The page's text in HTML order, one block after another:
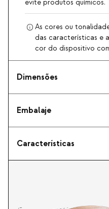
evite produtos químicos.
As cores ou
das características e
cor do dispositivo
Dimensões
Embalaje
Características